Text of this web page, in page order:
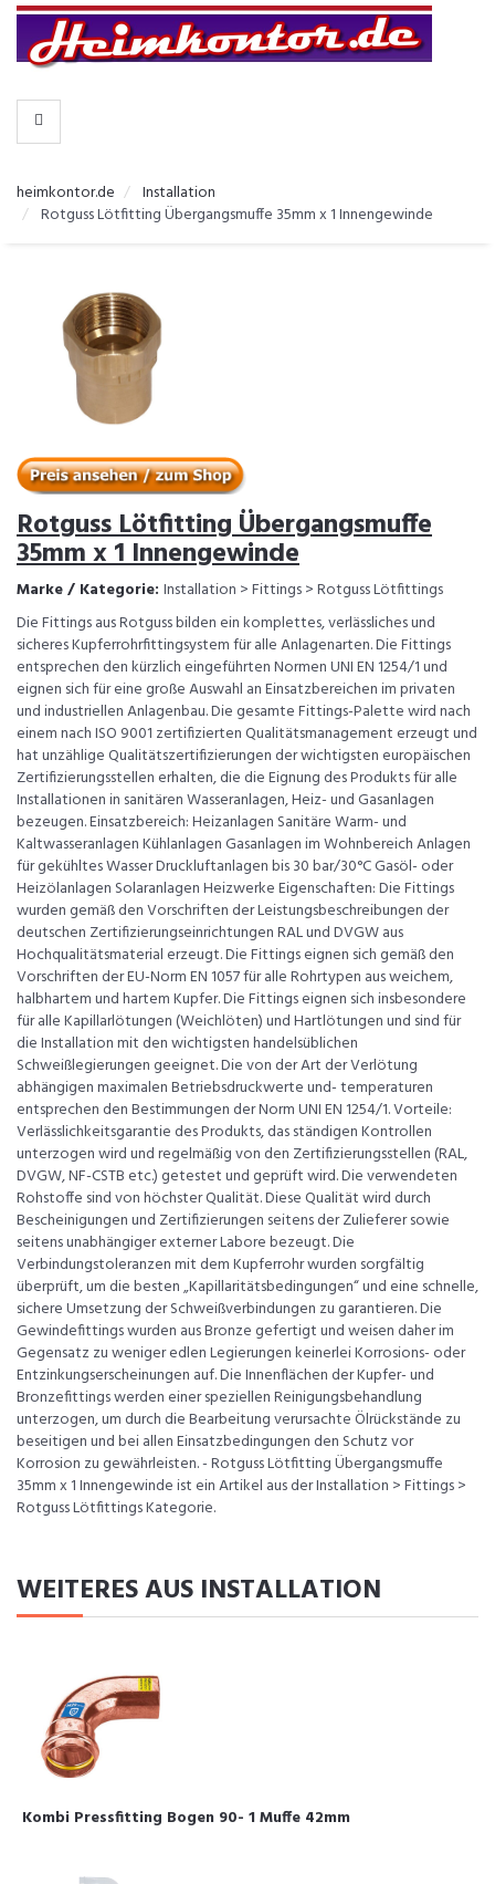
KATEGORIEN
heimkontor.de
Installation
Rotguss Lötfitting Übergangsmuffe 35mm x 1 Innengewinde
Rotguss Lötfitting Übergangsmuffe
35mm x 1 Innengewinde
Marke / Kategorie: Installation > Fittings > Rotguss Lötfittings
Die Fittings aus Rotguss bilden ein komplettes, verlässliches und
sicheres Kupferrohrfittingsystem für alle Anlagenarten. Die Fittings
entsprechen den kürzlich eingeführten Normen UNI EN 1254/1 und
eignen sich für eine große Auswahl an Einsatzbereichen im privaten
und industriellen Anlagenbau. Die gesamte Fittings-Palette wird nach
einem nach ISO 9001 zertifizierten Qualitätsmanagement erzeugt und
hat unzählige Qualitätszertifizierungen der wichtigsten europäischen
Zertifizierungsstellen erhalten, die die Eignung des Produkts für alle
Installationen in sanitären Wasseranlagen, Heiz- und Gasanlagen
bezeugen. Einsatzbereich: Heizanlagen Sanitäre Warm- und
Kaltwasseranlagen Kühlanlagen Gasanlagen im Wohnbereich Anlagen
für gekühltes Wasser Druckluftanlagen bis 30 bar/30°C Gasöl- oder
Heizölanlagen Solaranlagen Heizwerke Eigenschaften: Die Fittings
wurden gemäß den Vorschriften der Leistungsbeschreibungen der
deutschen Zertifizierungseinrichtungen RAL und DVGW aus
Hochqualitätsmaterial erzeugt. Die Fittings eignen sich gemäß den
Vorschriften der EU-Norm EN 1057 für alle Rohrtypen aus weichem,
halbhartem und hartem Kupfer. Die Fittings eignen sich insbesondere
für alle Kapillarlötungen (Weichlöten) und Hartlötungen und sind für
die Installation mit den wichtigsten handelsüblichen
Schweißlegierungen geeignet. Die von der Art der Verlötung
abhängigen maximalen Betriebsdruckwerte und- temperaturen
entsprechen den Bestimmungen der Norm UNI EN 1254/1. Vorteile:
Verlässlichkeitsgarantie des Produkts, das ständigen Kontrollen
unterzogen wird und regelmäßig von den Zertifizierungsstellen (RAL,
DVGW, NF-CSTB etc.) getestet und geprüft wird. Die verwendeten
Rohstoffe sind von höchster Qualität. Diese Qualität wird durch
Bescheinigungen und Zertifizierungen seitens der Zulieferer sowie
seitens unabhängiger externer Labore bezeugt. Die
Verbindungstoleranzen mit dem Kupferrohr wurden sorgfältig
überprüft, um die besten „Kapillaritätsbedingungen“ und eine schnelle,
sichere Umsetzung der Schweißverbindungen zu garantieren. Die
Gewindefittings wurden aus Bronze gefertigt und weisen daher im
Gegensatz zu weniger edlen Legierungen keinerlei Korrosions- oder
Entzinkungserscheinungen auf. Die Innenflächen der Kupfer- und
Bronzefittings werden einer speziellen Reinigungsbehandlung
unterzogen, um durch die Bearbeitung verursachte Ölrückstände zu
beseitigen und bei allen Einsatzbedingungen den Schutz vor
Korrosion zu gewährleisten. - Rotguss Lötfitting Übergangsmuffe
35mm x 1 Innengewinde ist ein Artikel aus der Installation > Fittings >
Rotguss Lötfittings Kategorie.
WEITERES AUS INSTALLATION
Kombi Pressfitting Bogen 90- 1 Muffe 42mm